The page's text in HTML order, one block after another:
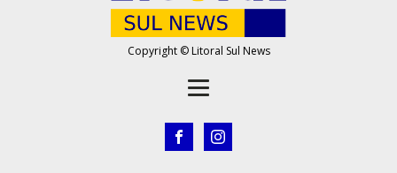
Copyright © Litoral Sul News